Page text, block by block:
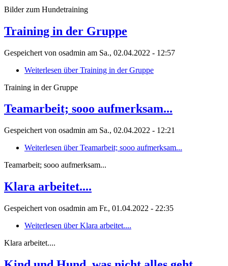
Bilder zum Hundetraining
Training in der Gruppe
Gespeichert von osadmin am Sa., 02.04.2022 - 12:57
Weiterlesen über Training in der Gruppe
Training in der Gruppe
Teamarbeit; sooo aufmerksam...
Gespeichert von osadmin am Sa., 02.04.2022 - 12:21
Weiterlesen über Teamarbeit; sooo aufmerksam...
Teamarbeit; sooo aufmerksam...
Klara arbeitet....
Gespeichert von osadmin am Fr., 01.04.2022 - 22:35
Weiterlesen über Klara arbeitet....
Klara arbeitet....